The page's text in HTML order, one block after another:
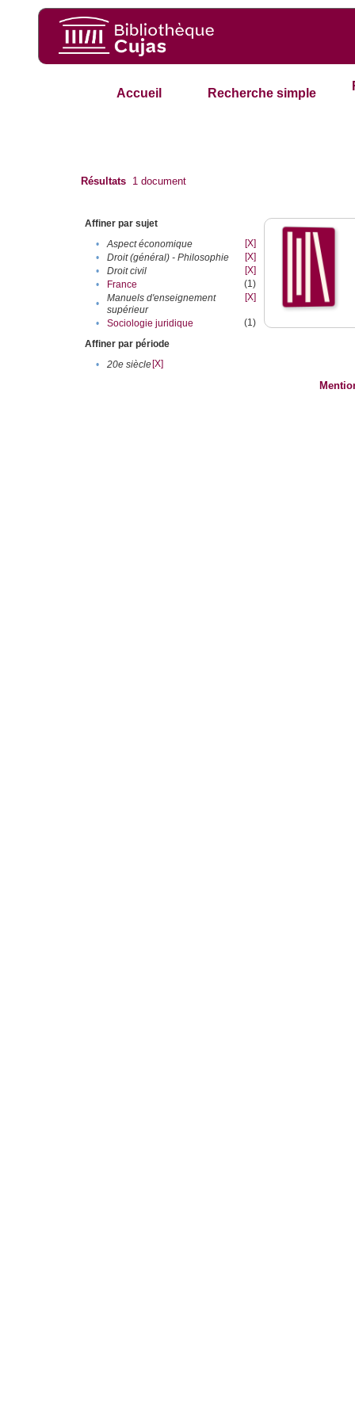
Accueil Recherche simple
Résultats 1 document
Affiner par sujet
•
Aspect économique
[X]
•
Droit (général) - Philosophie
[X]
•
Droit civil
[X]
•
France
(1)
•
Manuels d'enseignement
supérieur
[X]
• Sociologie juridique
(1)
Affiner par période
•
20e siècle[X]